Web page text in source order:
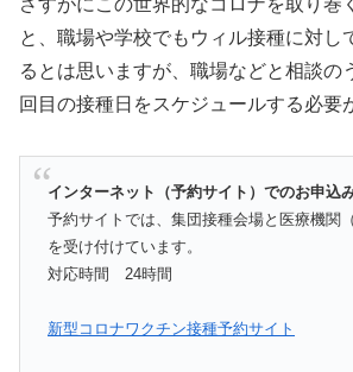
さすがにこの世界的なコロナを取り巻
と、職場や学校でもウィル接種に対し
るとは思いますが、職場などと相談の
回目の接種日をスケジュールする必要
インターネット（予約サイト）でのお申込
予約サイトでは、集団接種会場と医療機関
を受け付けています。
対応時間 24時間
新型コロナワクチン接種予約サイト